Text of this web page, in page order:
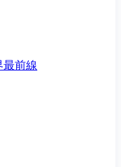
最前線